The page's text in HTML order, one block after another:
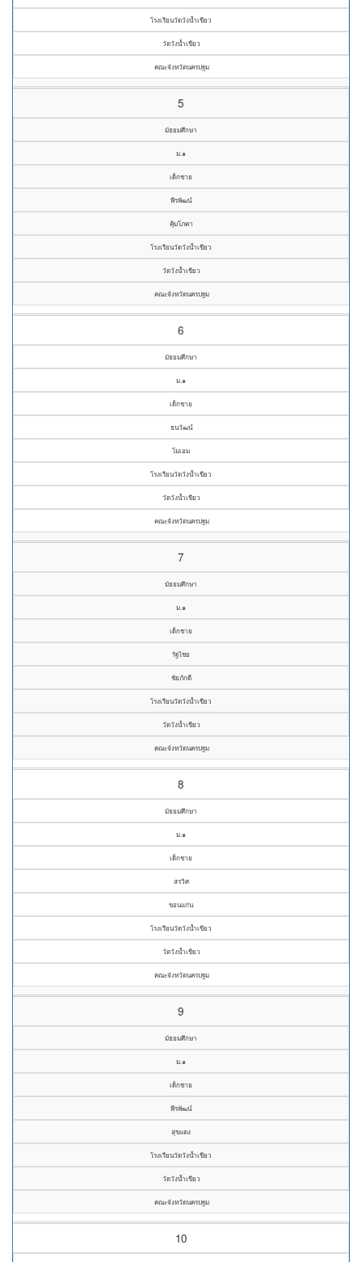
โรงเรียนวัดวังน้ำเขียว
วัดวังน้ำเขียว
คณะจังหวัดนครปฐม
5
มัธยมศึกษา
ม.๑
เด็กชาย
พีรพัฒน์
คุ้มโภคา
โรงเรียนวัดวังน้ำเขียว
วัดวังน้ำเขียว
คณะจังหวัดนครปฐม
6
มัธยมศึกษา
ม.๑
เด็กชาย
ธนวัฒน์
โมเอม
โรงเรียนวัดวังน้ำเขียว
วัดวังน้ำเขียว
คณะจังหวัดนครปฐม
7
มัธยมศึกษา
ม.๑
เด็กชาย
รัฐไชย
ชัยภักดี
โรงเรียนวัดวังน้ำเขียว
วัดวังน้ำเขียว
คณะจังหวัดนครปฐม
8
มัธยมศึกษา
ม.๑
เด็กชาย
สรวิศ
ขอนแก่น
โรงเรียนวัดวังน้ำเขียว
วัดวังน้ำเขียว
คณะจังหวัดนครปฐม
9
มัธยมศึกษา
ม.๑
เด็กชาย
พีรพัฒน์
สุขแตง
โรงเรียนวัดวังน้ำเขียว
วัดวังน้ำเขียว
คณะจังหวัดนครปฐม
10